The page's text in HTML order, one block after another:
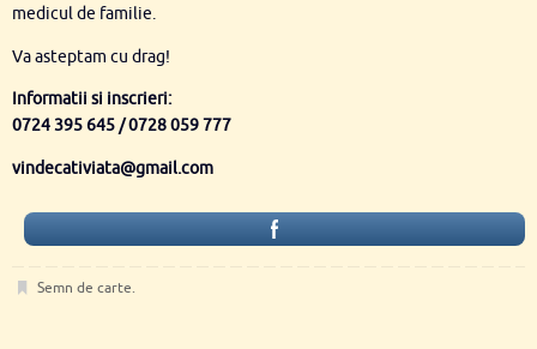
medicul de familie.
Va asteptam cu drag!
Informatii si inscrieri:
0724 395 645 / 0728 059 777
vindecativiata@gmail.com
Semn de carte.